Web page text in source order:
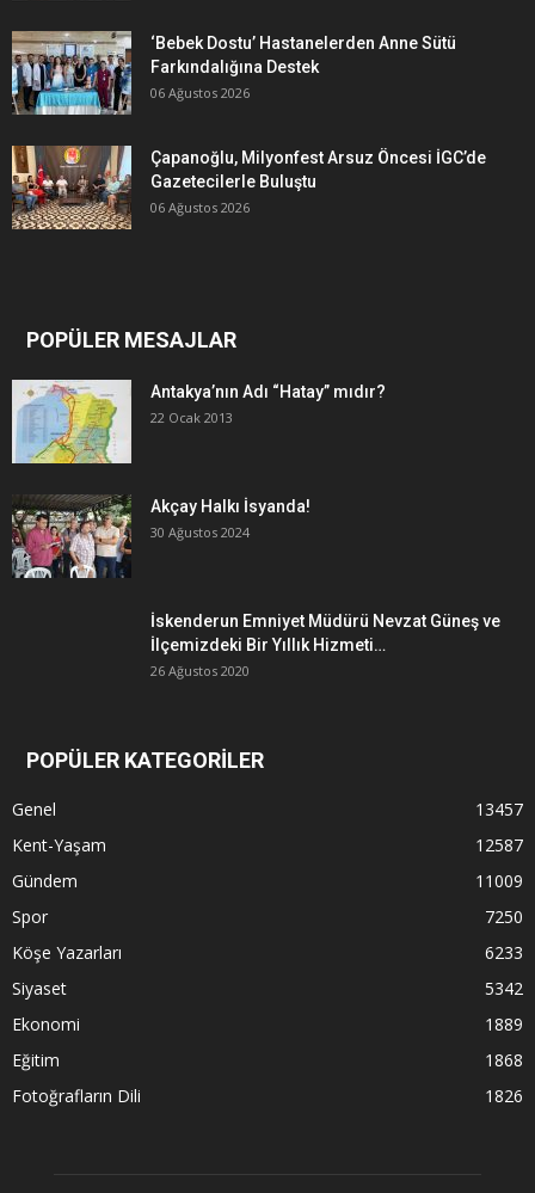
‘Bebek Dostu’ Hastanelerden Anne Sütü
Farkındalığına Destek
06 Ağustos 2026
Çapanoğlu, Milyonfest Arsuz Öncesi İGC’de
Gazetecilerle Buluştu
06 Ağustos 2026
POPÜLER MESAJLAR
Antakya’nın Adı “Hatay” mıdır?
22 Ocak 2013
Akçay Halkı İsyanda!
30 Ağustos 2024
İskenderun Emniyet Müdürü Nevzat Güneş ve
İlçemizdeki Bir Yıllık Hizmeti…
26 Ağustos 2020
POPÜLER KATEGORİLER
Genel
13457
Kent-Yaşam
12587
Gündem
11009
Spor
7250
Köşe Yazarları
6233
Siyaset
5342
Ekonomi
1889
Eğitim
1868
Fotoğrafların Dili
1826